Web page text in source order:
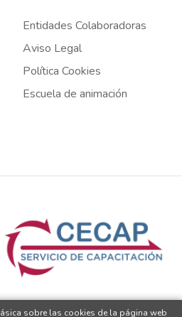
Entidades Colaboradoras
Aviso Legal
Política Cookies
Escuela de animación
sobre las cookies de la página web